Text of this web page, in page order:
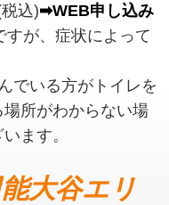
込)➡WEB申し込み
すが、症状によって
でいる方がトイレを
所がわからない場
ます。
大谷エリ